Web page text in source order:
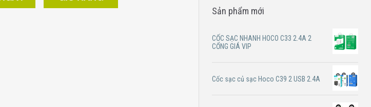
Sản phẩm mới
CỐC SẠC NHANH HOCO C33 2.4A 2
CỔNG GIÁ VIP
Cốc sạc củ sạc Hoco C39 2 USB 2.4A